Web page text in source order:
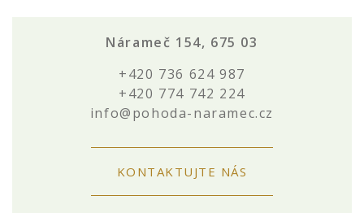
Nárameč 154, 675 03
+420 736 624 987
+420 774 742 224
info@pohoda-naramec.cz
KONTAKTUJTE NÁS